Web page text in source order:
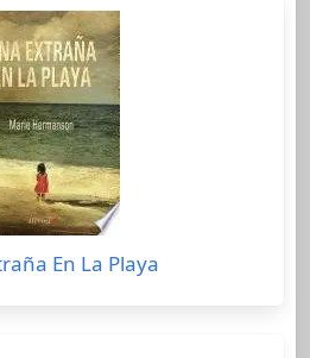
En La Playa